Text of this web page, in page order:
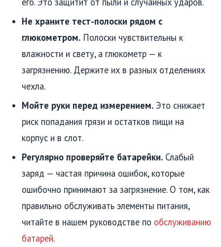
Не храните тест-полоски рядом с
глюкометром. Полоски чувствительны к
влажности и свету, а глюкометр — к
загрязнению. Держите их в разных отделениях
чехла.
Мойте руки перед измерением. Это снижает
риск попадания грязи и остатков пищи на
корпус и в слот.
Регулярно проверяйте батарейки. Слабый
заряд — частая причина ошибок, которые
ошибочно принимают за загрязнение. О том, как
правильно обслуживать элементы питания,
читайте в нашем руководстве по обслуживанию
батарей.